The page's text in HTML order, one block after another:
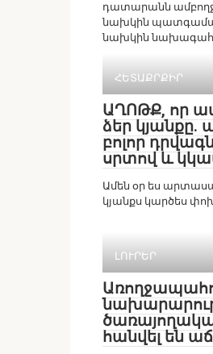
դատարանն
նախկին
նախկին նախագահ
ՀԵՏԱՔՐՔԻՐ
ԱՂՈԹՔ, որ
ձեր կյանքը.
բոլոր
սրտով և
Ամեն օր ես
կյանքս կարծես
ԼՈՒՐԵՐ
հանվել են